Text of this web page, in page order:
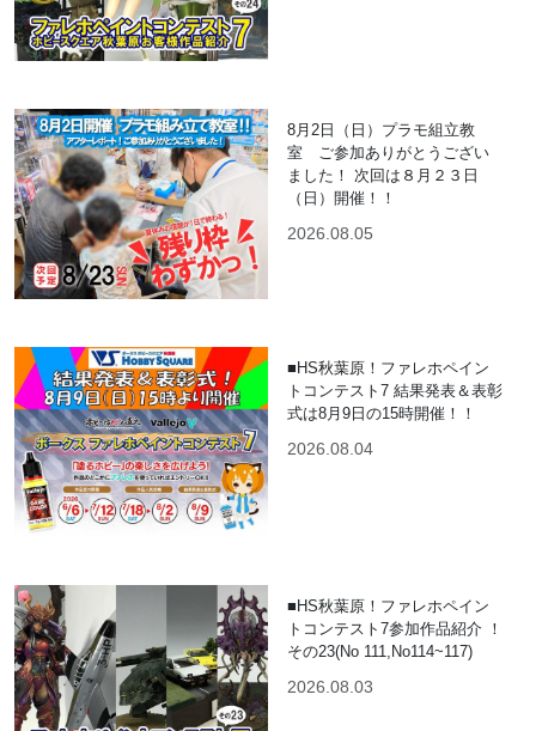
8月2日（日）プラモ組立教
室 ご参加ありがとうござい
ました！ 次回は８月２３日
（日）開催！！
2026.08.05
■HS秋葉原！ファレホペイン
トコンテスト7 結果発表＆表彰
式は8月9日の15時開催！！
2026.08.04
■HS秋葉原！ファレホペイン
トコンテスト7参加作品紹介 ！
その23(No 111,No114~117)
2026.08.03